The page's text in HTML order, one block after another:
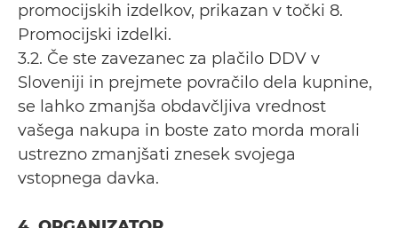
promocijskih izdelkov, prikazan v točki 8.
Promocijski izdelki.
3.2. Če ste zavezanec za plačilo DDV v
Sloveniji in prejmete povračilo dela kupnine,
se lahko zmanjša obdavčljiva vrednost
vašega nakupa in boste zato morda morali
ustrezno zmanjšati znesek svojega
vstopnega davka.